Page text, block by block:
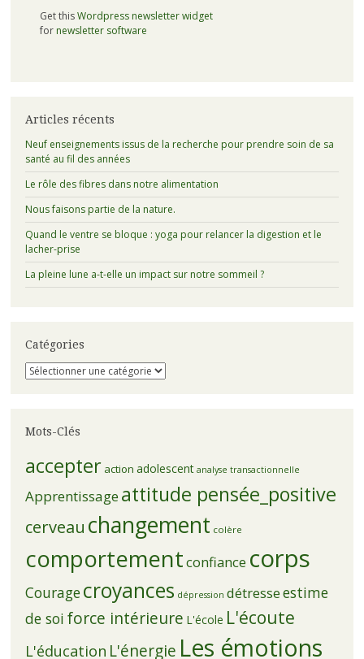
Get thisWordpress newsletter widget
for newsletter software
Articles récents
Neuf enseignements issus de la recherche pour prendre soin de sa
santé au fil des années
Le rôle des fibres dans notre alimentation
Nous faisons partie de la nature.
Quand le ventre se bloque : yoga pour relancer la digestion et le
lacher-prise
La pleine lune a-t-elle un impact sur notre sommeil ?
Catégories
Catégories
Mots-Clés
accepter action adolescent analyse transactionnelle
Apprentissage attitude pensée_positive
cerveau changement colère
comportementconfiance corps
Couragecroyances dépression détresseestime
de soi force intérieure L'école L'écoute
L'éducation L'énergie Les émotions